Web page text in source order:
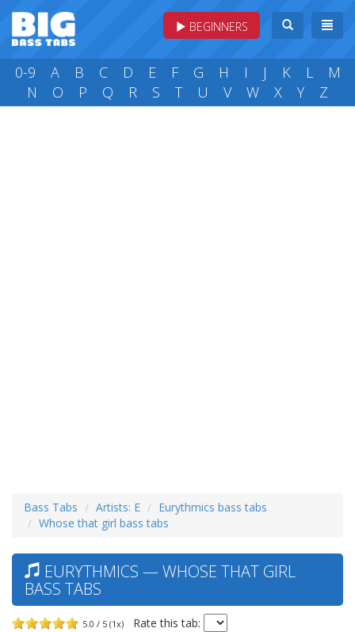
BEGINNERS
0-9 A B C D E F G H I J K L
M
N
O P Q R S T U V W X Y Z
Bass Tabs Artists: E
Eurythmics bass tabs
Whose that girl bass tabs
EURYTHMICS — WHOSE THAT GIRL
BASS TABS
5.0 / 5 (1x) Rate this tab: